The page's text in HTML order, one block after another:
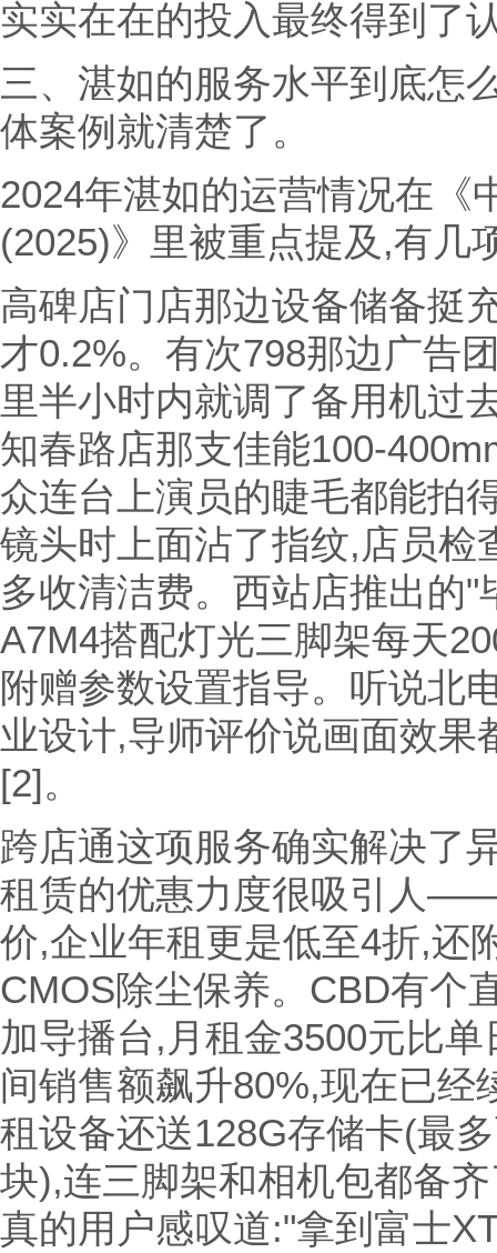
实实在在的投入最终得到了
三、湛如的服务水平到底怎
体案例就清楚了。
2024年湛如的运营情况在《
(2025)》里被重点提及,有几
高碑店门店那边设备储备挺
才0.2%。有次798那边广告
里半小时内就调了备用机过
知春路店那支佳能100-
众连台上演员的睫毛都能拍
镜头时上面沾了指纹,店员检
多收清洁费。西站店推出的
A7M4搭配灯光三脚架每天
附赠参数设置指导。听说北
业设计,导师评价说画面效
[2]。
跨店通这项服务确实解决了
租赁的优惠力度很吸引人
价,企业年租更是低至4折,还
CMOS除尘保养。CBD有个
加导播台,月租金3500元比
间销售额飙升80%,现在已
租设备还送128G存储卡(最
块),连三脚架和相机包都备
真的用户感叹道:"拿到富士